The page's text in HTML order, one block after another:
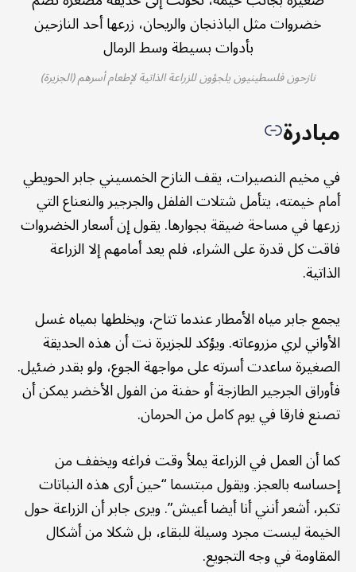
نازحون فلسطينيون يلجؤون للزراعة الذاتية لإطعام أسرهم (الجزيرة)
مبادرة
في مخيم النصيرات، يقف النازح الخمسيني جابر الحويطي
أمام خيمته، يتأمل شتلات الفلفل والجرجير والنعناع التي
زرعها في مساحة ضيقة بجوارها. يقول إن أسعار الخضروات
فاقت كل قدرة على الشراء، فلم يعد أمامهم إلا الزراعة
الذاتية.
يجمع جابر مياه الأمطار عندما تتاح، ويخلطها بمياه غسل
الأواني لري مزروعاته. ويؤكد للجزيرة نت أن هذه الحديقة
الصغيرة ساعدت أسرته على مواجهة الجوع، ولو بقدر ضئيل.
فأوراق الجرجير الطازجة أو حفنة من الفول الأخضر يمكن أن
تصنع فارقا في يوم كامل من الحرمان.
كما أن العمل في الزراعة يملأ وقت فراغه ويخفف من
إحساسه بالعجز. ويقول مبتسما “حين أرى هذه النباتات
تكبر، أشعر أنني أنا أيضا أعيش”. ويرى جابر أن الزراعة حول
الخيمة ليست مجرد وسيلة للبقاء، بل شكلا من أشكال
المقاومة في وجه التجويع.